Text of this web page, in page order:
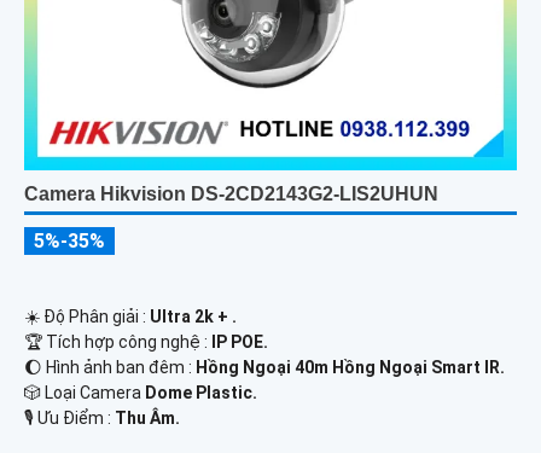
Camera Hikvision DS-2CD2143G2-LIS2UHUN
5%-35%
☀️ Độ Phân giải : Ultra 2k + .
🏆 Tích hợp công nghệ :
IP POE.
🌔 Hình ảnh ban đêm : Hồng Ngoại 40m Hồng Ngoại Smart IR.
🎲 Loại Camera Dome Plastic.
️🎙 Ưu Điểm : Thu Âm.